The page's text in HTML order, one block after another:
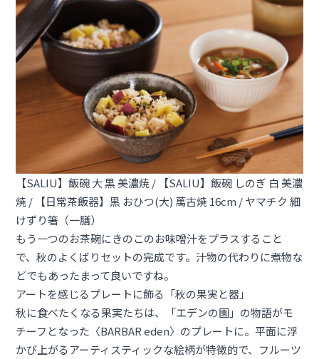
【SALIU】飯碗 大 黒 美濃焼 /
【SALIU】飯碗 しのぎ 白 美濃
焼 / 【日常茶飯器】黒 おひつ(大) 萬古焼 16cm /ヤマチク 細
けずり箸（一膳）
もう一つのお茶碗にきのこのお味噌汁をプラスすること
で、秋のよくばりセットの完成です。汁物の代わりに煮物な
どでもあったまって良いですね。
アートを感じるプレートに飾る「秋の果実と器」
秋に食べたくなる果実たちは、「エデンの園」の物語がモ
チーフとなった〈BARBAR eden〉のプレートに。平面に浮
かび上がるアーティスティックな絵柄が特徴的で、フルーツ